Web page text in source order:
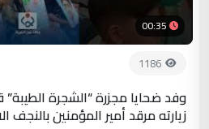
00:35
1186
وفد ضحايا مجزرة “الشجرة الطيبة”
زيارته مرقد أمير المؤمنين بالنجف